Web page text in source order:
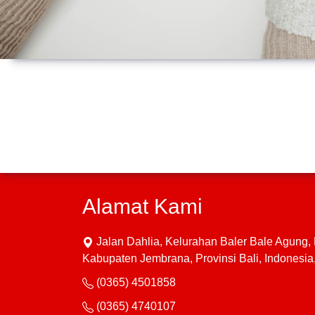
Alamat Kami
Jalan Dahlia, Kelurahan Baler Bale Agung,
Kabupaten Jembrana, Provinsi Bali,
(0365) 4501858
(0365) 4740107